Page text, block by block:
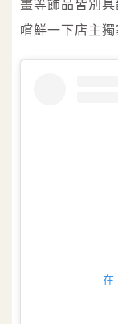
畫等飾品皆別
嚐鮮一下店主
在